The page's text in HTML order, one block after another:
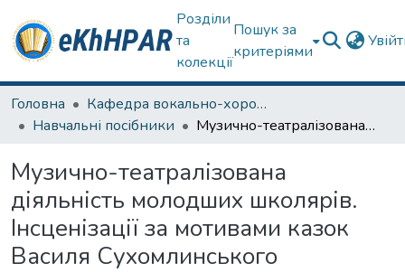
Розділи
та
колекції
Пошук за
критеріями
Головна
Кафедра вокально-хорової підготовки вчителя
Навчальні посібники
Музично-театралізована діяльність молодших школярів. Інсценізації за мотивами казок Василя Сухомлинського
Музично-театралізована
діяльність молодших школярів.
Інсценізації за мотивами казок
Василя Сухомлинського